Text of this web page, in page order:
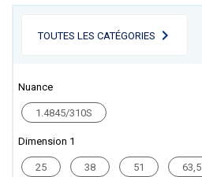
TOUTES LES CATÉGORIES
Nuance
1.4845/310S
Dimension 1
25 38 51 63,5